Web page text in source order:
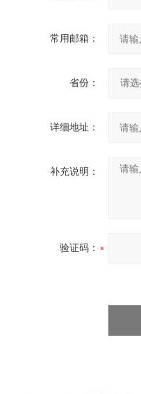
常用邮箱：
省份：
详细地址：
补充说明：
验证码：